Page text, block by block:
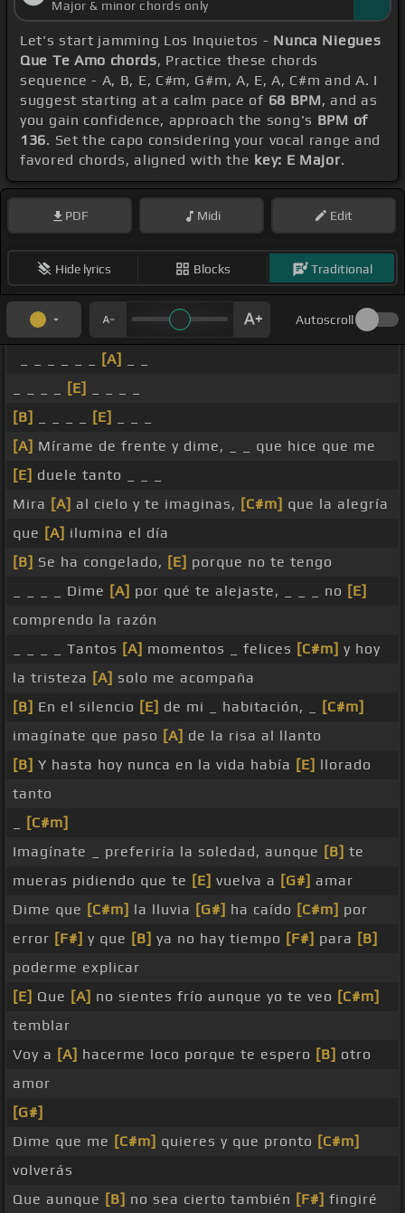
Major & minor chords only
Let's start jamming Los Inquietos - Nunca Niegues
Que Te Amo chords, Practice these chords
sequence - A, B, E, C#m, G#m, A, E, A, C#m and A. I
suggest starting at a calm pace of 68 BPM, and as
you gain confidence, approach the song's BPM of
136. Set the capo considering your vocal range and
favored chords, aligned with the key: E Major.
PDF Midi Edit
Hide lyrics Blocks Traditional
Autoscroll
[A]
[E]
[B]
[E]
[A] Mírame de frente y dime, _ _ que hice que me
[E] duele tanto _ _ _
Mira [A] al cielo y te imaginas, [C#m] que la alegría
que [A] ilumina el día
[B] Se ha congelado, [E] porque no te tengo
_ _ _ _ Dime [A] por qué te alejaste, _ _ _ no [E]
comprendo la razón
_ _ _ _ Tantos [A] momentos _ felices [C#m] y hoy
la tristeza [A] solo me acompaña
[B] En el silencio [E] de mi _ habitación, _
[C#m]
imagínate que paso [A] de la risa al llanto
[B] Y hasta hoy nunca en la vida había [E] llorado
tanto
[C#m]
Imagínate _ preferiría la soledad, aunque [B] te
mueras pidiendo que te [E] vuelva a [G#] amar
Dime que [C#m] la lluvia [G#] ha caído [C#m] por
error [F#] y que [B] ya no hay tiempo [F#] para [B]
poderme explicar
[E] Que [A] no sientes frío aunque yo te veo [C#m]
temblar
Voy a [A] hacerme loco porque te espero [B] otro
amor
[G#]
Dime que me [C#m] quieres y que pronto [C#m]
volverás
Que aunque [B] no sea cierto también [F#] fingiré